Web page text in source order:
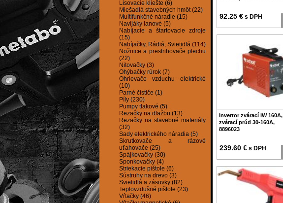
Lisovacie kliešte (6)
Miešadlá stavebných hmôt (22)
Multifunkčné náradie (15)
Navijáky lanové (5)
Nabíjacie a štartovacie zdroje
(15)
Nabíjačky, Rádiá, Svietidlá (114)
Nožnice a prestrihovače plechu
(22)
Nitovačky (3)
Ohýbačky rúrok (7)
Ohrievače vzduchu elektrické
(10)
Parné čističe (1)
Píly (230)
Pumpy tlakové (5)
Rezačky na dlažbu (13)
Rezačky na stavebné materiály
(32)
Sady elektrického náradia (5)
Skrutkovače a rázové
uťahovače (25)
Spájkovačky (30)
Sponkovačky (4)
Striekacie pištole (6)
Sústruhy na drevo (3)
Svietidlá a zásuvky (82)
Teplovzdušné pištole (23)
Vŕtačky (46)
92.25 € s DPH
Invertor zvárací IW 160A,
zvárací prúd 30-160A,
8896023
239.60 € s DPH